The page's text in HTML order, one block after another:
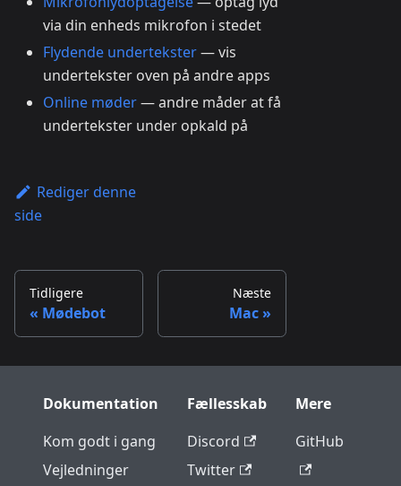
via din enheds mikrofon i stedet
Flydende undertekster— vis
undertekster oven på andre apps
Online møder— andre måder at få
undertekster under opkald på
Rediger denne
side
Tidligere
Mødebot
Næste
Mac
Dokumentation
Kom godt i gang
Vejledninger
Fællesskab
Discord
Twitter
Mere
GitHub